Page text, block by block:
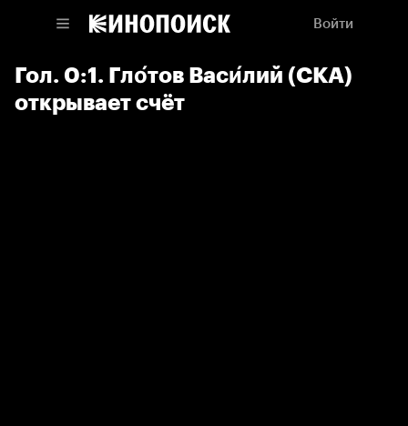
Войти
Гол. 0:1. Гло́тов Васи́лий (СКА)
открывает счёт